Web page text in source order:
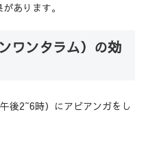
あります。
ワンタラム）の効
後2~6時）にアビアンガをし